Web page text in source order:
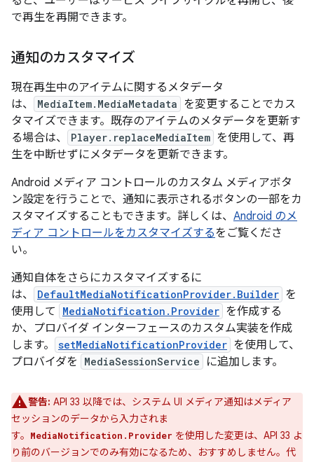
で再生を再開できます。
通知のカスタマイズ
現在再生中のアイテムに関するメタデータ
は、
MediaItem.MediaMetadata を変更することでカス
タマイズできます。既存のアイテムのメタデータを更新す
る場合は、
Player.replaceMediaItem を使用して、再
生を中断せずにメタデータを更新できます。
Android メディア コントロールのカスタム メディアボタ
ン設定を行うことで、通知に表示されるボタンの一部をカ
スタマイズすることもできます。詳しくは、 Android のメ
ディア コントロールをカスタマイズするをご覧くださ
い。
通知自体をさらにカスタマイズするに
は、
DefaultMediaNotificationProvider.Builder を
使用して
MediaNotification.Provider を作成する
か、プロバイダ インターフェースのカスタム実装を作成
します。
setMediaNotificationProvider を使用して、
プロバイダを
MediaSessionService に追加します。
警告: API 33 以降では、システム UI メディア通知はメディア
セッションのデータから入力されま
す。
MediaNotification.Provider を使用した変更は、API 33 よ
り前のバージョンでのみ有効になるため、おすすめしません。代